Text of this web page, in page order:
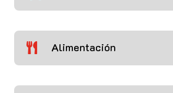
 Alimentación